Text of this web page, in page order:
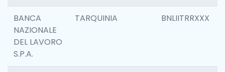
BANCA
NAZIONALE
DEL LAVORO
S.P.A.
TARQUINIA BNLIITRRXXX